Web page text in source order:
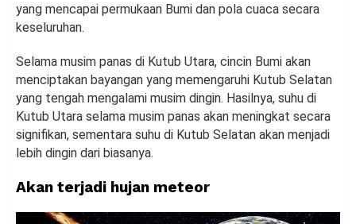
yang mencapai permukaan Bumi dan pola cuaca secara
keseluruhan.
Selama musim panas di Kutub Utara, cincin Bumi akan
menciptakan bayangan yang memengaruhi Kutub Selatan
yang tengah mengalami musim dingin. Hasilnya, suhu di
Kutub Utara selama musim panas akan meningkat secara
signifikan, sementara suhu di Kutub Selatan akan menjadi
lebih dingin dari biasanya.
Akan terjadi hujan meteor